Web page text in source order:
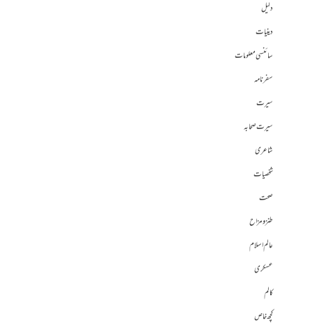
دلیل
دینیات
سائنسی معلومات
سفرنامہ
سیرت
سیرت صحابہ
شاعری
شخصیات
صحت
طنز و مزاح
عالم اسلام
عسکری
کالم
کچھ خاص